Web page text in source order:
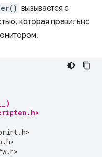
вызывается с
которая правильно